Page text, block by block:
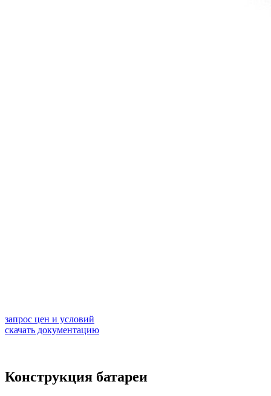
запрос цен и условий
скачать документацию
Конструкция батареи